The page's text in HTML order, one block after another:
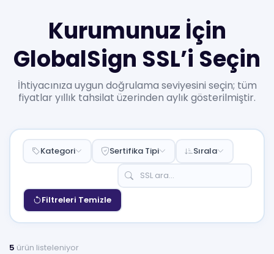
Kurumunuz İçin
GlobalSign SSL’i Seçin
İhtiyacınıza uygun doğrulama seviyesini seçin; tüm
fiyatlar yıllık tahsilat üzerinden aylık gösterilmiştir.
Kategori Sertifika Tipi Sırala
Filtreleri Temizle
5 ürün listeleniyor